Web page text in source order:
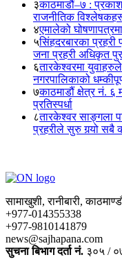
३काठमाडौं–७ :
राजनीतिक
४एमालेको
५सिंहदरबारका प्रहरी
जना प्रहरी अधिकृत
६तारकेश्वरमा
नगरपालिकाको
७काठमाडौं क्षेत्र नं. ६
प्रतिस्पर्धा
८तारकेश्वर साङ्गला
प्रहरीले सुरु गर्‍यो सबै
सामाखुशी, रानीबारी,
+977-014355338
+977-9810141879
news@sajhapana.com
सुचना बिभाग दर्ता नं. ३०५ /